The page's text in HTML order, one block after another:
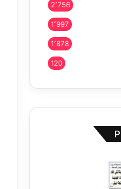
2٬756
1٬997
1٬878
120